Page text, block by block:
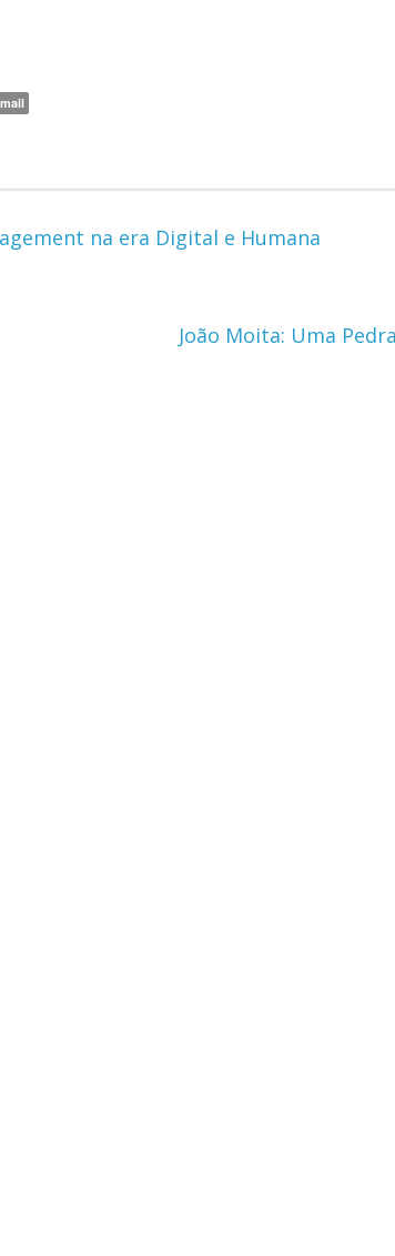
na era Digital e Humana
João Moita: Uma